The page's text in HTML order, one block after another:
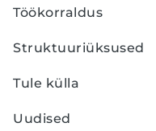
Töökorraldus
Struktuuriüksused
Tule külla
Uudised